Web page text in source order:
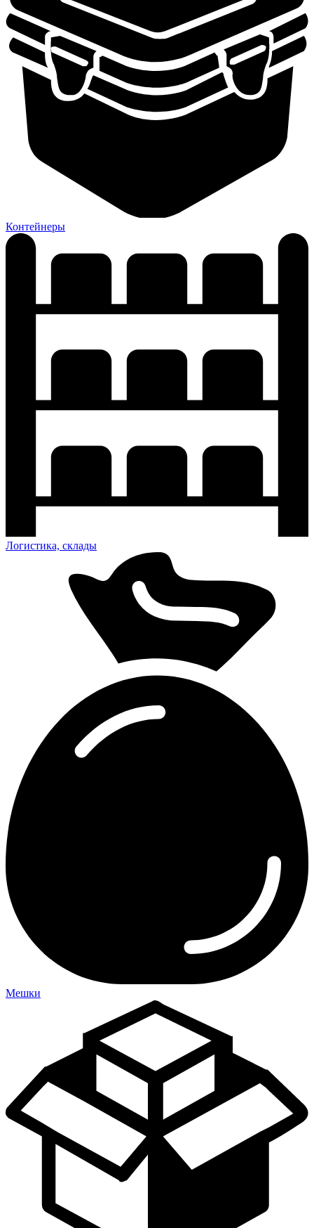
Контейнеры
Логистика, склады
Мешки